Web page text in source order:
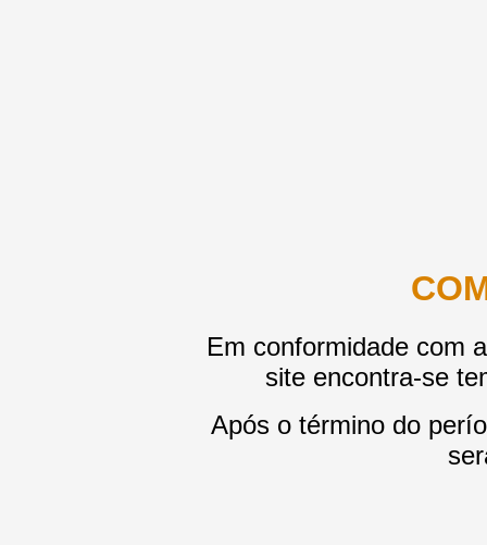
Em conformidade com
site encontra-se
Após o término do